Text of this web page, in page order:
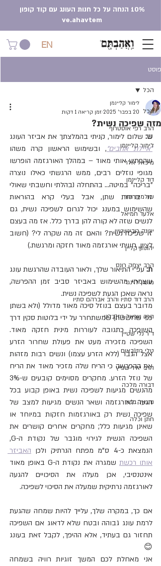
10% הנחה על כל חנות העונג עם קוד קופון
ve.ahavtem
EN
פוסט
הכל
הרב רפי אוסטרוף
לימור קליינמן
מיכאל אלר
דוד קליינמן
שולמית מור
אלעד חמיאל
יונינה רובינשטיין
יהונתן קליין
הרב יצחק רונס
מושון לוינגר
הרב דוד סתיו והרב אברהם סתיו
הרב שראל רוזנבלט
ד"ר נלי שטיין
טלי רוזנבאום
הרב יאיר שפיץ
דבורה מלכה
נתנאל בכור
חתן וכלה
הכל
מזה שפיכה נשית?
לימור קליינמן
20 בפבר׳ 2025
זמן קריאה 1 דקות
ש: שלום לימור, קניתי בהמלצתך את אביזר העונג
"איילת אהבים"
לציין, חוויתי אורגזמה מאוד חזקה ומרגשת.)
ת:
נראה שאכן הגעת לשפיכה נשית.
הנמצאת כ-4 ס"מ מפתח הנרתיק ולכן
אותו רכשת
לאורגזמה נרתיקית שמעלה את הסיכוי לשפיכה.
😊